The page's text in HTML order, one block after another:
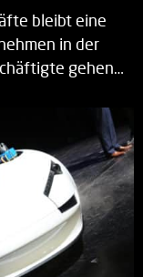
bleibt eine
in der
gehen…